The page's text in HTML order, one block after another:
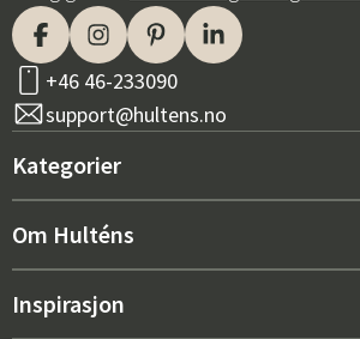
+46 46-233090
support@hultens.no
Kategorier
Nytt hos oss
Om Hulténs
Om Hulténs
Inspirasjon